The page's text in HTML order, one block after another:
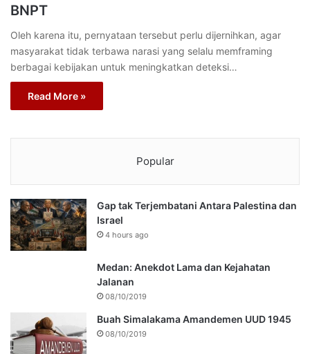
BNPT
Oleh karena itu, pernyataan tersebut perlu dijernihkan, agar
masyarakat tidak terbawa narasi yang selalu memframing
berbagai kebijakan untuk meningkatkan deteksi…
Read More »
Popular
Gap tak Terjembatani Antara Palestina dan
Israel
4 hours ago
Medan: Anekdot Lama dan Kejahatan
Jalanan
08/10/2019
Buah Simalakama Amandemen UUD 1945
08/10/2019